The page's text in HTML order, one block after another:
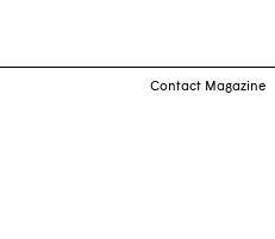
Contact Magazine